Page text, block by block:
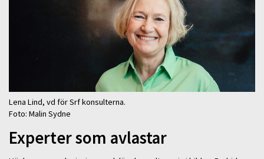
Lena Lind, vd för Srf konsulterna.
Foto: Malin Sydne
Experter som avlastar